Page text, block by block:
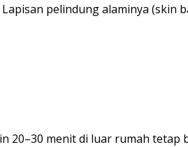
pelindung alaminya
menit di luar rumah tetap